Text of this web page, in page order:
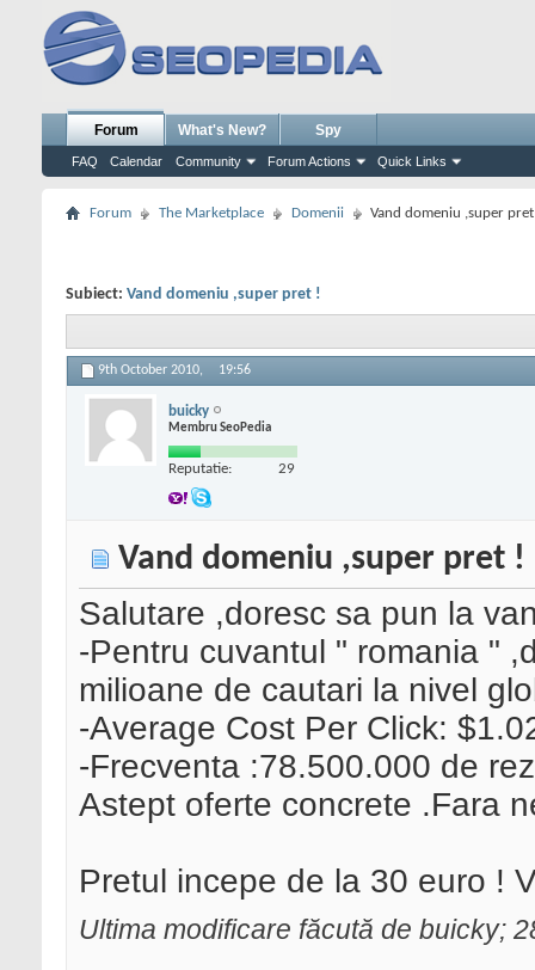
Forum
FAQ Calendar Community Forum Actions Quick Links
What's New? Spy
Forum The Marketplace Domenii Vand domeniu ,super
Subiect: Vand domeniu ,super pret !
9th October 2010, 19:56
buicky
Membru SeoPedia
Reputatie: 29
Vand domeniu ,super pret !
Salutare ,doresc sa pun la
-Pentru cuvantul " romania "
milioane de cautari la nivel
-Average Cost Per Click:
-Frecventa :78.500.000 de
Astept oferte concrete .Fara
Pretul incepe de la 30 euro !
Ultima modificare făcută de buicky;